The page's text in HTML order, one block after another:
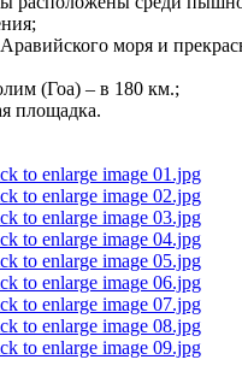
моря и
(Гоа) – в 180 км.;
площадка.